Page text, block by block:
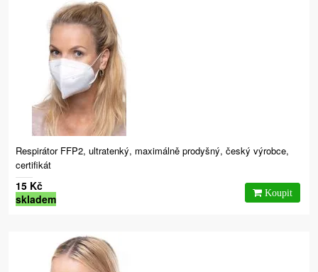
Respirátor FFP2, ultratenký, maximálně prodyšný, český výrobce,
certifikát
15 Kč
skladem